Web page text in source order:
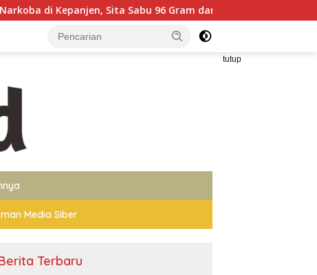
Sabu 96 Gram dan Ganja 131 Gram
tutup
Media Siber
Terbaru